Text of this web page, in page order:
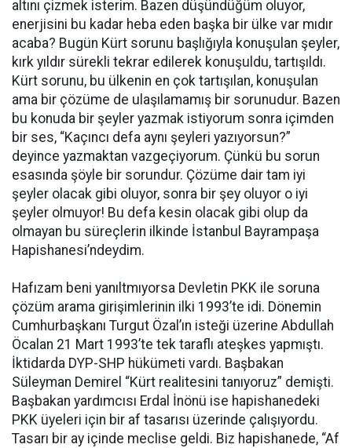
altını çizmek isterim. Bazen düşündüğüm oluyor,
enerjisini bu kadar heba eden başka bir ülke var mıdır
acaba? Bugün Kürt sorunu başlığıyla konuşulan şeyler,
kırk yıldır sürekli tekrar edilerek konuşuldu, tartışıldı.
Kürt sorunu, bu ülkenin en çok tartışılan, konuşulan
ama bir çözüme de ulaşılamamış bir sorunudur. Bazen
bu konuda bir şeyler yazmak istiyorum sonra içimden
bir ses, “Kaçıncı defa aynı şeyleri yazıyorsun?”
deyince yazmaktan vazgeçiyorum. Çünkü bu sorun
esasında şöyle bir sorundur. Çözüme dair tam iyi
şeyler olacak gibi oluyor, sonra bir şey oluyor o iyi
şeyler olmuyor! Bu defa kesin olacak gibi olup da
olmayan bu süreçlerin ilkinde İstanbul Bayrampaşa
Hapishanesi’ndeydim.
Hafızam beni yanıltmıyorsa Devletin PKK ile soruna
çözüm arama girişimlerinin ilki 1993’te idi. Dönemin
Cumhurbaşkanı Turgut Özal’ın isteği üzerine Abdullah
Öcalan 21 Mart 1993’te tek taraflı ateşkes yapmıştı.
İktidarda DYP-SHP hükümeti vardı. Başbakan
Süleyman Demirel “Kürt realitesini tanıyoruz” demişti.
Başbakan yardımcısı Erdal İnönü ise hapishanedeki
PKK üyeleri için bir af tasarısı üzerinde çalışıyordu.
Tasarı bir ay içinde meclise geldi. Biz hapishanede, “Af